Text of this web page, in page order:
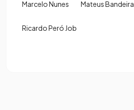
Marcelo Nunes Mateus Bandeira
Ricardo Peró Job